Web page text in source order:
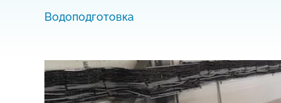
Водоподготовка